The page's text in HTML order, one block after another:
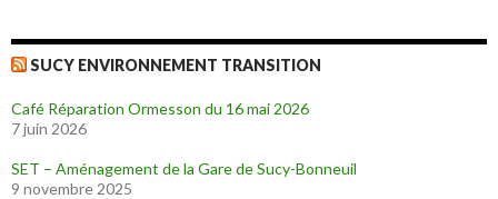
SUCY ENVIRONNEMENT TRANSITION
Café Réparation Ormesson du 16 mai 2026
7 juin 2026
SET – Aménagement de la Gare de Sucy-Bonneuil
9 novembre 2025